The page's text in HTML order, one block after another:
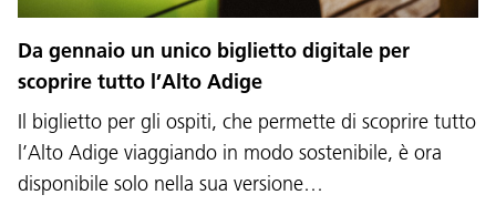
Da gennaio un unico biglietto digitale per
scoprire tutto l’Alto Adige
Il biglietto per gli ospiti, che permette di scoprire tutto
l’Alto Adige viaggiando in modo sostenibile, è ora
disponibile solo nella sua versione…